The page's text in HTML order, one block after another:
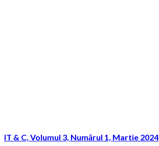
IT & C, Volumul 3, Numărul 1, Martie 2024